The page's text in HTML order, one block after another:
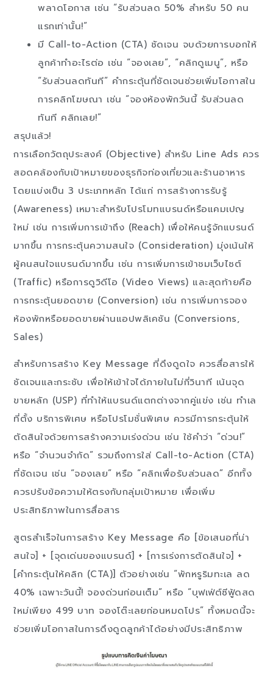
พลาดโอกาส เช่น “รับส่วนลด 50% สำหรับ 50 คน
แรกเท่านั้น!”
มี Call-to-Action (CTA) ชัดเจน จบด้วยการบอกให้
ลูกค้าทำอะไรต่อ เช่น “จองเลย”, “คลิกดูเมนู”, หรือ
“รับส่วนลดทันที” คำกระตุ้นที่ชัดเจนช่วยเพิ่มโอกาสใน
การคลิกโฆษณา เช่น “จองห้องพักวันนี้ รับส่วนลด
ทันที คลิกเลย!”
สรุปแล้ว!
การเลือกวัตถุประสงค์ (Objective) สำหรับ Line Ads ควร
สอดคล้องกับเป้าหมายของธุรกิจท่องเที่ยวและร้านอาหาร
โดยแบ่งเป็น 3 ประเภทหลัก ได้แก่ การสร้างการรับรู้
(Awareness) เหมาะสำหรับโปรโมทแบรนด์หรือแคมเปญ
ใหม่ เช่น การเพิ่มการเข้าถึง (Reach) เพื่อให้คนรู้จักแบรนด์
มากขึ้น การกระตุ้นความสนใจ (Consideration) มุ่งเน้นให้
ผู้คนสนใจแบรนด์มากขึ้น เช่น การเพิ่มการเข้าชมเว็บไซต์
(Traffic) หรือการดูวิดีโอ (Video Views) และสุดท้ายคือ
การกระตุ้นยอดขาย (Conversion) เช่น การเพิ่มการจอง
ห้องพักหรือยอดขายผ่านแอปพลิเคชัน (Conversions,
Sales)
สำหรับการสร้าง Key Message ที่ดึงดูดใจ ควรสื่อสารให้
ชัดเจนและกระชับ เพื่อให้เข้าใจได้ภายในไม่กี่วินาที เน้นจุด
ขายหลัก (USP) ที่ทำให้แบรนด์แตกต่างจากคู่แข่ง เช่น ทำเล
ที่ตั้ง บริการพิเศษ หรือโปรโมชั่นพิเศษ ควรมีการกระตุ้นให้
ตัดสินใจด้วยการสร้างความเร่งด่วน เช่น ใช้คำว่า “ด่วน!”
หรือ “จำนวนจำกัด” รวมถึงการใส่ Call-to-Action (CTA)
ที่ชัดเจน เช่น “จองเลย” หรือ “คลิกเพื่อรับส่วนลด” อีกทั้ง
ควรปรับข้อความให้ตรงกับกลุ่มเป้าหมาย เพื่อเพิ่ม
ประสิทธิภาพในการสื่อสาร
สูตรสำเร็จในการสร้าง Key Message คือ [ข้อเสนอที่น่า
สนใจ] + [จุดเด่นของแบรนด์] + [การเร่งการตัดสินใจ] +
[คำกระตุ้นให้คลิก (CTA)] ตัวอย่างเช่น “พักหรูริมทะเล ลด
40% เฉพาะวันนี้! จองด่วนก่อนเต็ม” หรือ “บุฟเฟ่ต์ซีฟู้ดสด
ใหม่เพียง 499 บาท จองโต๊ะเลยก่อนหมดโปร” ทั้งหมดนี้จะ
ช่วยเพิ่มโอกาสในการดึงดูดลูกค้าได้อย่างมีประสิทธิภาพ